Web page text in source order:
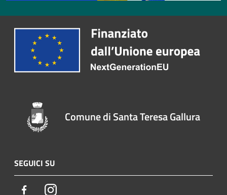
Comune di Santa Teresa Gallura
SEGUICI SU
FacebookInstagram